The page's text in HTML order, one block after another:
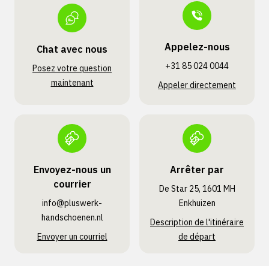
Chat avec nous
Posez votre question
maintenant
Appelez-nous
+31 85 024 0044
Appeler directement
Envoyez-nous un
courrier
info@pluswerk­
handschoenen.nl
Envoyer un courriel
Arrêter par
De Star 25, 1601 MH
Enkhuizen
Description de l'itinéraire
de départ